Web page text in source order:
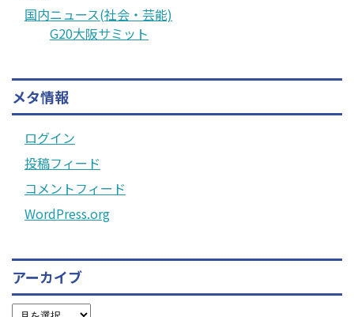
国内ニュース(社会・芸能)
G20大阪サミット
メタ情報
ログイン
投稿フィード
コメントフィード
WordPress.org
アーカイブ